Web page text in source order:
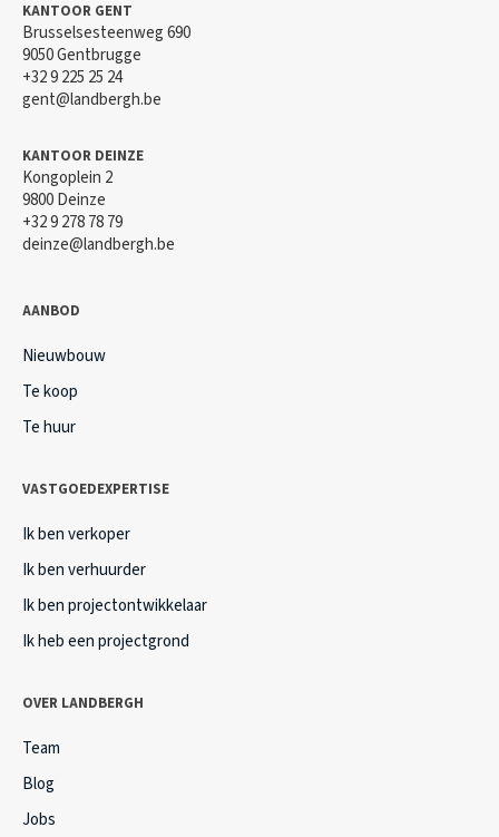
KANTOOR GENT
Brusselsesteenweg 690
9050 Gentbrugge
+32 9 225 25 24
gent@landbergh.be
KANTOOR DEINZE
Kongoplein 2
9800 Deinze
+32 9 278 78 79
deinze@landbergh.be
AANBOD
Nieuwbouw
Te koop
Te huur
VASTGOEDEXPERTISE
Ik ben verkoper
Ik ben verhuurder
Ik ben projectontwikkelaar
Ik heb een projectgrond
OVER LANDBERGH
Team
Blog
Jobs